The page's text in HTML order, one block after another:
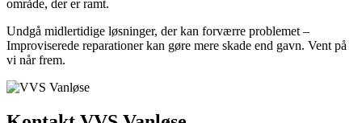
område, der er ramt.
Undgå midlertidige løsninger, der kan forværre problemet –
Improviserede reparationer kan gøre mere skade end gavn. Vent på
vi når frem.